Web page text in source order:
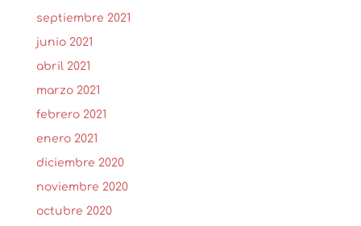
septiembre 2021
junio 2021
abril 2021
marzo 2021
febrero 2021
enero 2021
diciembre 2020
noviembre 2020
octubre 2020